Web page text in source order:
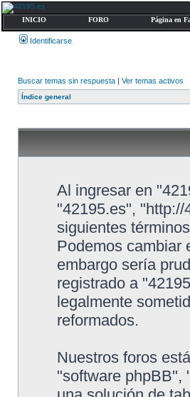
INICIO FORO Página en
Identificarse
Buscar temas sin respuesta | Ver temas activos
Índice general
Al ingresar en
"42195.es", "http://
siguientes
Podemos cambiar
embargo sería
registrado a
legalmente
reformados.
Nuestros foros
"software phpBB",